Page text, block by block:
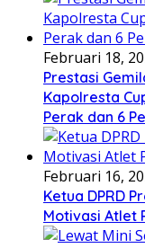
Februari 18,
Prestasi
Kapolresta
Perak dan 6
Februari 16,
Ketua DPRD
Motivasi Atlet